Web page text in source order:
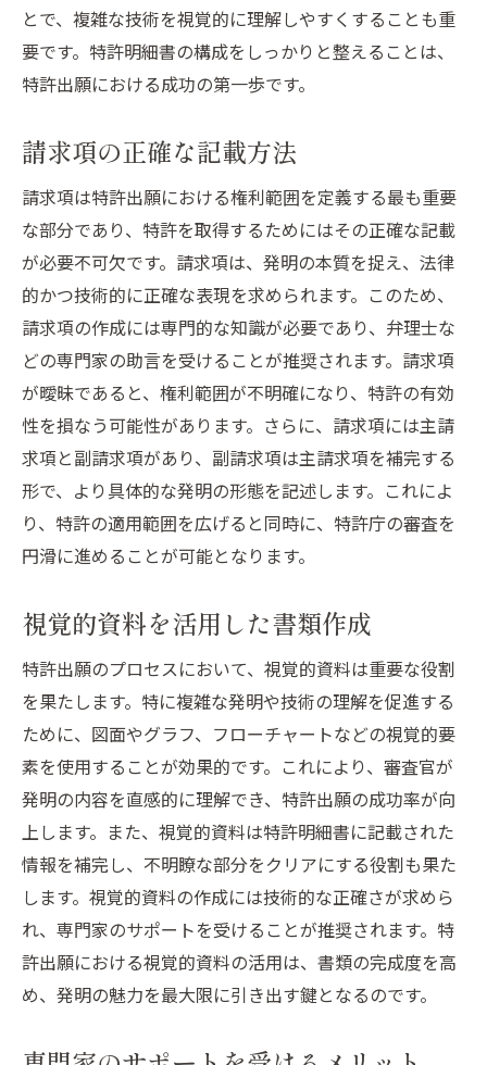
とで、複雑な技術を視覚的に理解しやすくすることも重
要です。特許明細書の構成をしっかりと整えることは、
特許出願における成功の第一歩です。
請求項の正確な記載方法
請求項は特許出願における権利範囲を定義する最も重要
な部分であり、特許を取得するためにはその正確な記載
が必要不可欠です。請求項は、発明の本質を捉え、法律
的かつ技術的に正確な表現を求められます。このため、
請求項の作成には専門的な知識が必要であり、弁理士な
どの専門家の助言を受けることが推奨されます。請求項
が曖昧であると、権利範囲が不明確になり、特許の有効
性を損なう可能性があります。さらに、請求項には主請
求項と副請求項があり、副請求項は主請求項を補完する
形で、より具体的な発明の形態を記述します。これによ
り、特許の適用範囲を広げると同時に、特許庁の審査を
円滑に進めることが可能となります。
視覚的資料を活用した書類作成
特許出願のプロセスにおいて、視覚的資料は重要な役割
を果たします。特に複雑な発明や技術の理解を促進する
ために、図面やグラフ、フローチャートなどの視覚的要
素を使用することが効果的です。これにより、審査官が
発明の内容を直感的に理解でき、特許出願の成功率が向
上します。また、視覚的資料は特許明細書に記載された
情報を補完し、不明瞭な部分をクリアにする役割も果た
します。視覚的資料の作成には技術的な正確さが求めら
れ、専門家のサポートを受けることが推奨されます。特
許出願における視覚的資料の活用は、書類の完成度を高
め、発明の魅力を最大限に引き出す鍵となるのです。